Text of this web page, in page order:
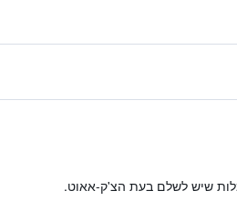
שיש לשלם בעת הצ'ק-אאוט.